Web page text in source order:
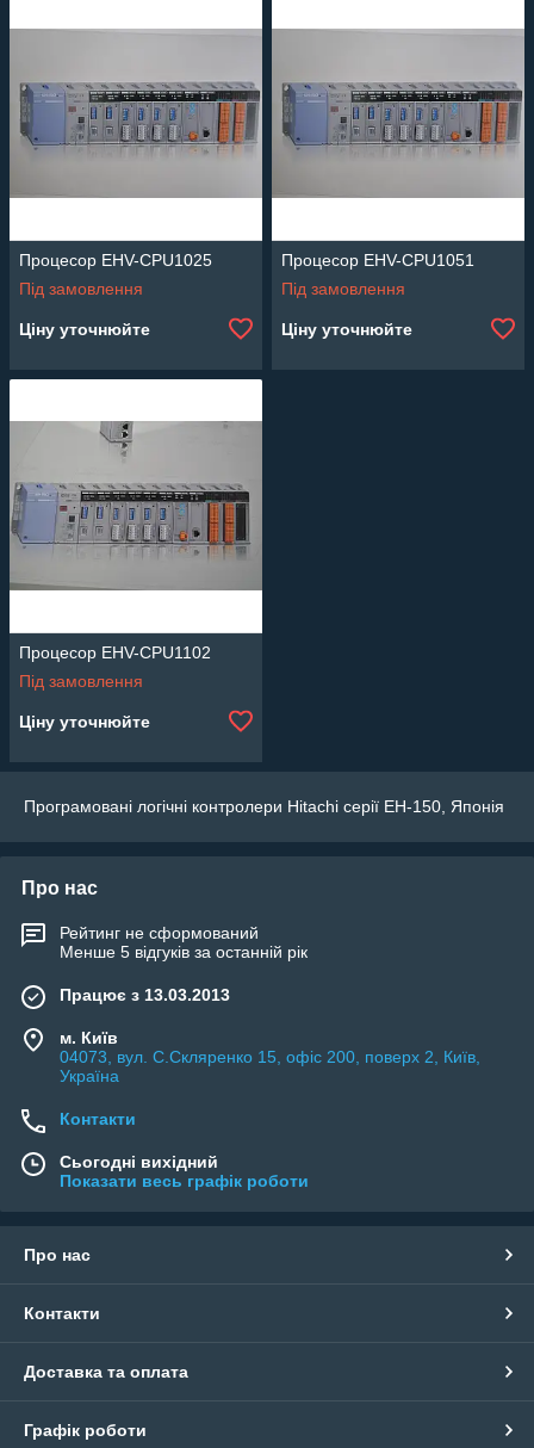
Процесор EHV-CPU1025
Під замовлення
Ціну уточнюйте
Процесор EHV-CPU1051
Під замовлення
Ціну уточнюйте
Процесор EHV-CPU1102
Під замовлення
Ціну уточнюйте
Програмовані логічні контролери Hitachi серії EH-150, Японія
Про нас
Рейтинг не сформований
Менше 5 відгуків за останній рік
Працює з 13.03.2013
м. Київ
04073, вул. C.Скляренко 15, офіс 200, поверх 2, Київ,
Україна
Контакти
Сьогодні вихідний
Показати весь графік роботи
Про нас
Контакти
Доставка та оплата
Графік роботи